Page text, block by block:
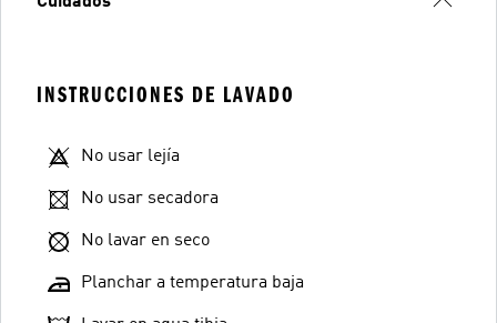
INSTRUCCIONES DE LAVADO
No usar lejía
No usar secadora
No lavar en seco
Planchar a temperatura baja